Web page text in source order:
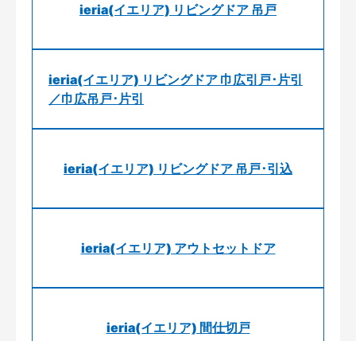
ieria(イエリア) リビングドア 吊戸
ieria(イエリア) リビングドア 巾広引戸･片引
／巾広吊戸･片引
ieria(イエリア) リビングドア 吊戸･引込
ieria(イエリア) アウトセットドア
ieria(イエリア) 間仕切戸